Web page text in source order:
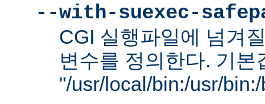
--with-suexec-
CGI 실행파일에 넘겨
변수를 정의한다. 기본
"/usr/local/bin:/usr/